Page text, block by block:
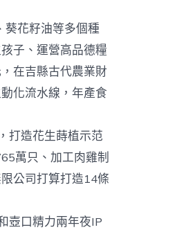
花籽油等多個種
子、運營高品德糧
在吉縣古代農業財
化流水線，年產食
打造花生蒔植示范
萬只、加工肉雞制
公司打算打造14條
壺口精力兩年夜IP